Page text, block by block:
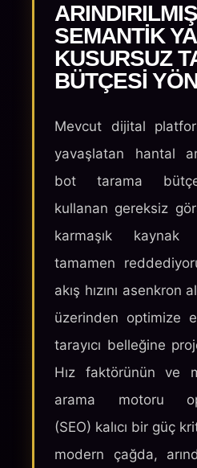
ARINDIRILMIŞ
SEMANTIK
KUSURSUZ
BÜTÇESI
Mevcut dijital
yavaşlatan hantal
bot tarama
kullanan gereksiz
karmaşık kaynak
tamamen
akış hızını asenkron
üzerinden optimize
tarayıcı belleğine
Hız faktörünün ve
arama motoru
(SEO) kalıcı bir güç
modern çağda,